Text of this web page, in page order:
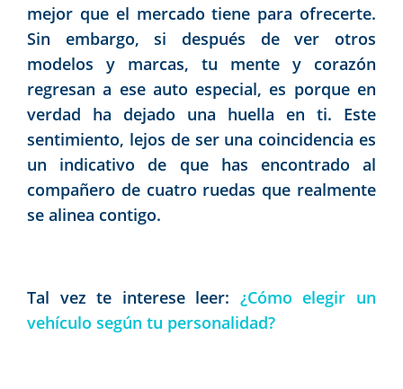
mejor que el mercado tiene para ofrecerte.
Sin embargo, si después de ver otros
modelos y marcas, tu mente y corazón
regresan a ese auto especial, es porque en
verdad ha dejado una huella en ti. Este
sentimiento, lejos de ser una coincidencia es
un indicativo de que has encontrado al
compañero de cuatro ruedas que realmente
se alinea contigo.
Tal vez te interese leer: ¿Cómo elegir un
vehículo según tu personalidad?